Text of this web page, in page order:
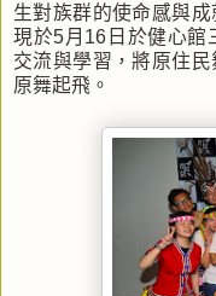
生對族群的使命感與
現於5月16日於健心館
交流與學習，將原住
原舞起飛。